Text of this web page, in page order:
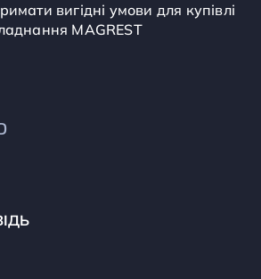
вигідні умови для купівлі
MAGREST